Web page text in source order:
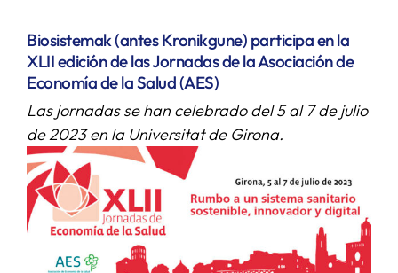
GRUPOS DE INVESTIGACIÓN
PROYECTOS/COLABORACIONES
SERVICIOS
Biosistemak (antes Kronikgune) participa en la
XLII edición de las Jornadas de la Asociación de
Economía de la Salud (AES)
Las jornadas se han celebrado del 5 al 7 de julio
de 2023 en la Universitat de Girona.